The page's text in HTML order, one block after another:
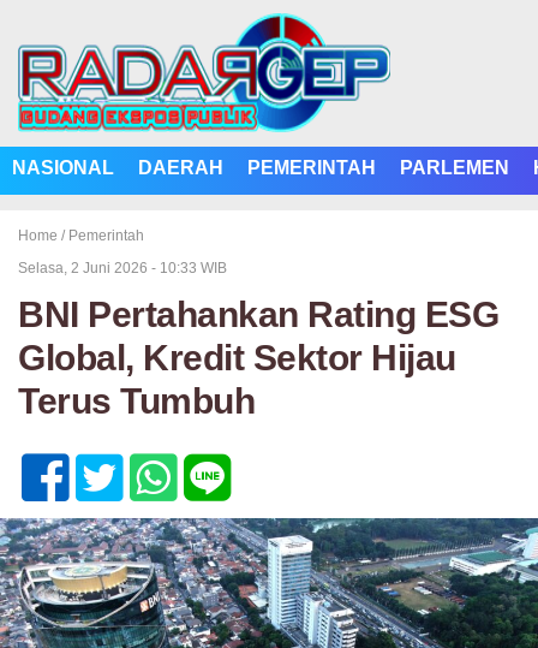
NASIONAL DAERAH PEMERINTAH PARLEMEN
Home / Pemerintah
Selasa, 2 Juni 2026 - 10:33 WIB
‎BNI Pertahankan Rating ESG
Global, Kredit Sektor Hijau
Terus Tumbuh